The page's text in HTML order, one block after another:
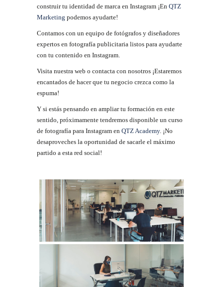
construir tu identidad de marca en Instagram ¡En QTZ
Marketing podemos ayudarte!
Contamos con un equipo de fotógrafos y diseñadores
expertos en fotografía publicitaria listos para ayudarte
con tu contenido en Instagram.
Visita nuestra web o contacta con nosotros ¡Estaremos
encantados de hacer que tu negocio crezca como la
espuma!
Y si estás pensando en ampliar tu formación en este
sentido, próximamente tendremos disponible un curso
de fotografía para Instagram en QTZ Academy. ¡No
desaproveches la oportunidad de sacarle el máximo
partido a esta red social!